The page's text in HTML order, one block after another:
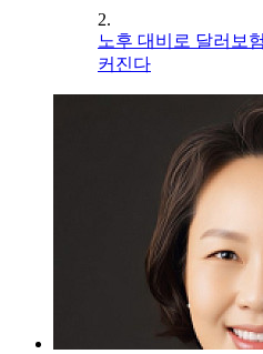
2.
노후 대비로 달러보
커진다